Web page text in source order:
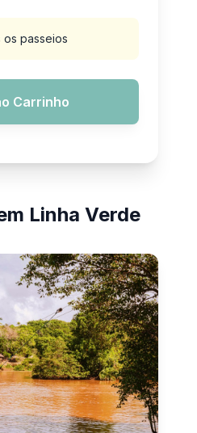
os passeios
Carrinho
Linha Verde